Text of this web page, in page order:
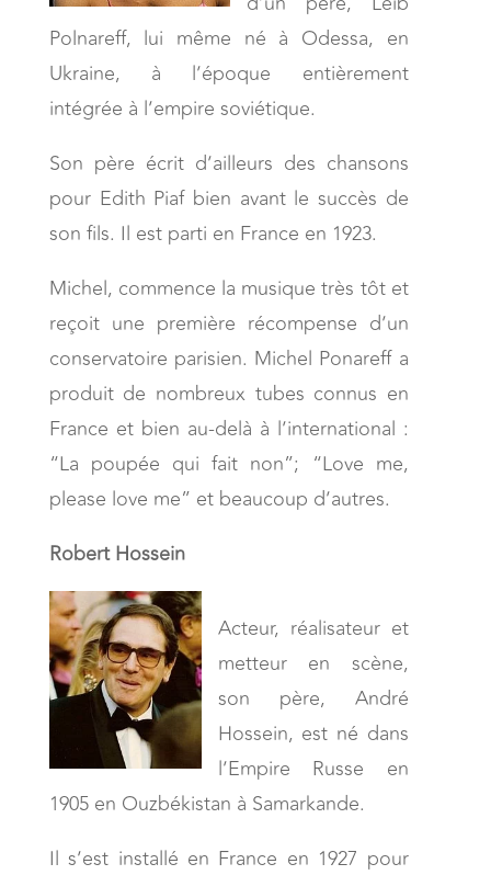
Polnareff, lui même né à Odessa, en
Ukraine, à l’époque entièrement
intégrée à l’empire soviétique.
Son père écrit d’ailleurs des chansons
pour Edith Piaf bien avant le succès de
son fils. Il est parti en France en 1923.
Michel, commence la musique très tôt et
reçoit une première récompense d’un
conservatoire parisien. Michel Ponareff a
produit de nombreux tubes connus en
France et bien au-delà à l’international :
“La poupée qui fait non”; “Love me,
please love me” et beaucoup d’autres.
Robert Hossein
Acteur, réalisateur et
metteur en scène,
son père, André
Hossein, est né dans
l’Empire Russe en
1905 en Ouzbékistan à Samarkande.
Il s’est installé en France en 1927 pour